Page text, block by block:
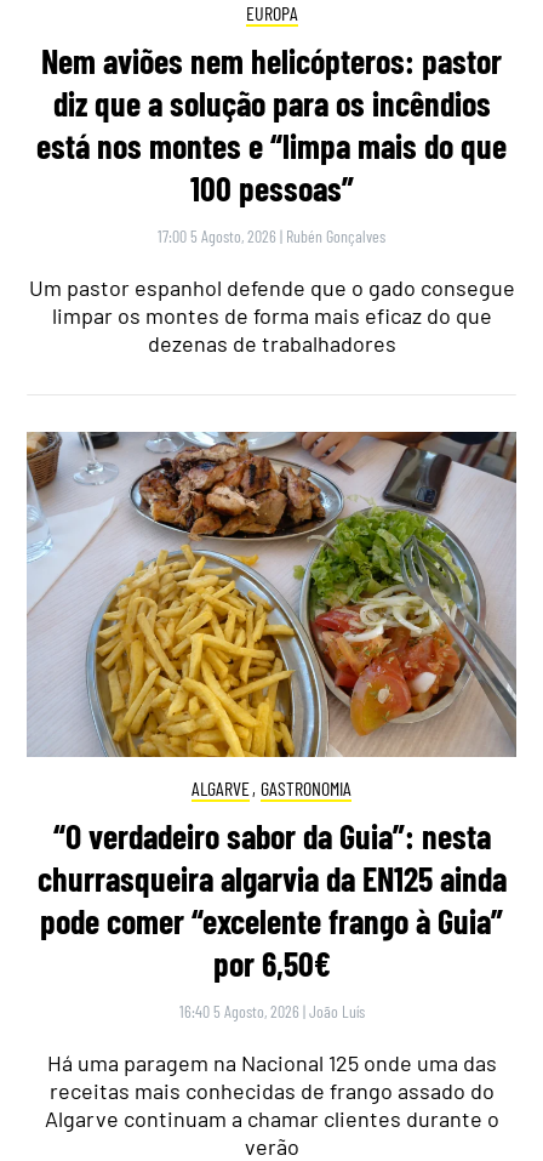
EUROPA
Nem aviões nem helicópteros: pastor
diz que a solução para os incêndios
está nos montes e “limpa mais do que
100 pessoas”
17:00 5 Agosto, 2026 | Rubén Gonçalves
Um pastor espanhol defende que o gado consegue
limpar os montes de forma mais eficaz do que
dezenas de trabalhadores
ALGARVE, GASTRONOMIA
“O verdadeiro sabor da Guia”: nesta
churrasqueira algarvia da EN125 ainda
pode comer “excelente frango à Guia”
por 6,50€
16:40 5 Agosto, 2026 |João Luís
Há uma paragem na Nacional 125 onde uma das
receitas mais conhecidas de frango assado do
Algarve continuam a chamar clientes durante o
verão